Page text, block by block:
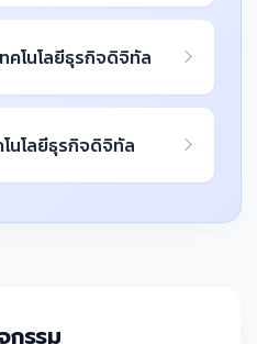
โนโลยีธุรกิจดิจิทัล
นโลยีธุรกิจดิจิทัล
กรรม